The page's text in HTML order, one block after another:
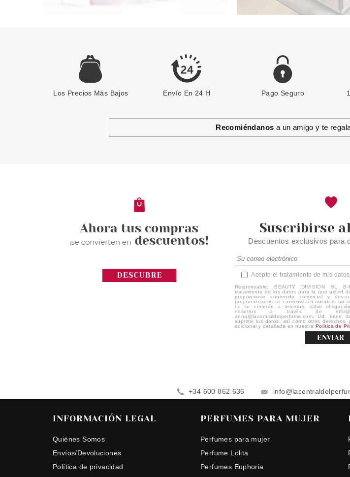
Los Precios Más Bajos Envío En 24 H Pago Seguro
Recomiéndanos a un amigo y te
Suscribirse
Descuentos exclusivos para
Acepto el tratamiento de mis
Responsable: BEAUTY DIVISION SL
tratamiento de los datos para la que usted
proporcionar contenido comercial y
proporcionados se conservarán mientras no
no se cederán a terceros, salvo
nosotros a través de
anna@lacentraldelperfume.com. Ud. tiene
suprimir los datos, así como otros derechos,
adicional y detallada en nuestra Política de
ENVIAR
+34 600 862 636
INFORMACIÓN LEGAL
Quiénes Somos
Envíos/Devoluciones
Política de privacidad
PERFUMES PARA MUJER
Perfumes para mujer
Perfume Lolita
Perfumes Euphoria